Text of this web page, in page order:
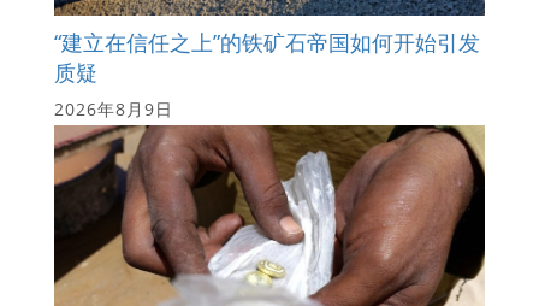
“建立在信任之上”的铁矿石帝国如何开始引发
质疑
2026年8月9日